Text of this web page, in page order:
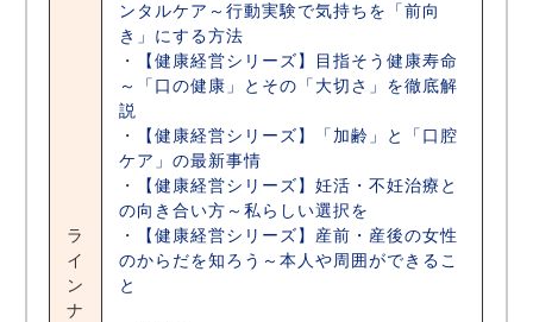
ラ
イ
ン
ナ
ンタルケア～行動実験で気持ちを「前向
き」にする方法
・
【健康経営シリーズ】目指そう健康寿命
～「口の健康」とその「大切さ」を徹底解
説
・
【健康経営シリーズ】「加齢」と「口腔
ケア」の最新事情
・
【健康経営シリーズ】妊活・不妊治療と
の向き合い方～私らしい選択を
・
【健康経営シリーズ】産前・産後の女性
のからだを知ろう～本人や周囲ができるこ
と